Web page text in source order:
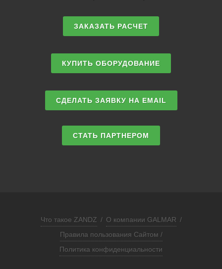
ЗАКАЗАТЬ РАСЧЕТ
КУПИТЬ ОБОРУДОВАНИЕ
СДЕЛАТЬ ЗАЯВКУ НА EMAIL
СТАТЬ ПАРТНЕРОМ
Что такое ZANDZ / О компании GALMAR /
Правила пользования Сайтом /
Политика конфиденциальности